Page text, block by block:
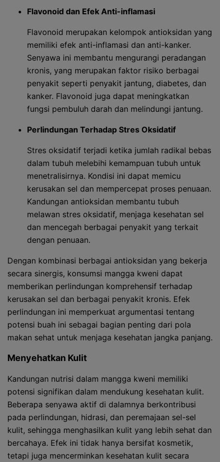
Flavonoid dan Efek Anti-inflamasi
Flavonoid merupakan kelompok antioksidan yang
memiliki efek anti-inflamasi dan anti-kanker.
Senyawa ini membantu mengurangi peradangan
kronis, yang merupakan faktor risiko berbagai
penyakit seperti penyakit jantung, diabetes, dan
kanker. Flavonoid juga dapat meningkatkan
fungsi pembuluh darah dan melindungi jantung.
Perlindungan Terhadap Stres Oksidatif
Stres oksidatif terjadi ketika jumlah radikal bebas
dalam tubuh melebihi kemampuan tubuh untuk
menetralisirnya. Kondisi ini dapat memicu
kerusakan sel dan mempercepat proses penuaan.
Kandungan antioksidan membantu tubuh
melawan stres oksidatif, menjaga kesehatan sel
dan mencegah berbagai penyakit yang terkait
dengan penuaan.
Dengan kombinasi berbagai antioksidan yang bekerja
secara sinergis, konsumsi mangga kweni dapat
memberikan perlindungan komprehensif terhadap
kerusakan sel dan berbagai penyakit kronis. Efek
perlindungan ini memperkuat argumentasi tentang
potensi buah ini sebagai bagian penting dari pola
makan sehat untuk menjaga kesehatan jangka panjang.
Menyehatkan Kulit
Kandungan nutrisi dalam mangga kweni memiliki
potensi signifikan dalam mendukung kesehatan kulit.
Beberapa senyawa aktif di dalamnya berkontribusi
pada perlindungan, hidrasi, dan peremajaan sel-sel
kulit, sehingga menghasilkan kulit yang lebih sehat dan
bercahaya. Efek ini tidak hanya bersifat kosmetik,
tetapi juga mencerminkan kesehatan kulit secara